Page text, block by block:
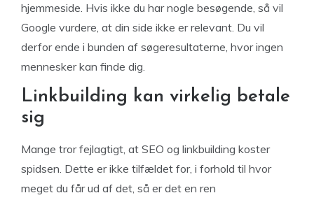
hjemmeside. Hvis ikke du har nogle besøgende, så vil
Google vurdere, at din side ikke er relevant. Du vil
derfor ende i bunden af søgeresultaterne, hvor ingen
mennesker kan finde dig.
Linkbuilding kan virkelig betale
sig
Mange tror fejlagtigt, at SEO og linkbuilding koster
spidsen. Dette er ikke tilfældet for, i forhold til hvor
meget du får ud af det, så er det en ren